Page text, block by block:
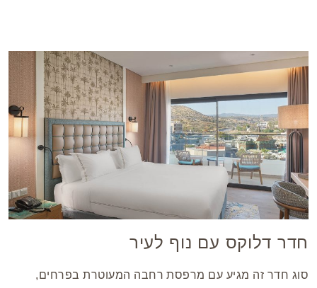
חדר דלוקס עם נוף לעיר
סוג חדר זה מגיע עם מרפסת רחבה המעוטרת בפרחים,